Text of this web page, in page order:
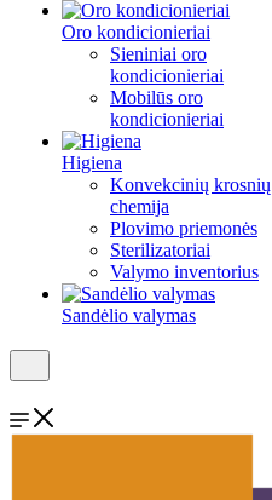
Oro kondicionieriai
Sieniniai oro
kondicionieriai
Mobilūs oro
kondicionieriai
Higiena
Konvekcinių krosnių
chemija
Plovimo priemonės
Sterilizatoriai
Valymo inventorius
Sandėlio valymas